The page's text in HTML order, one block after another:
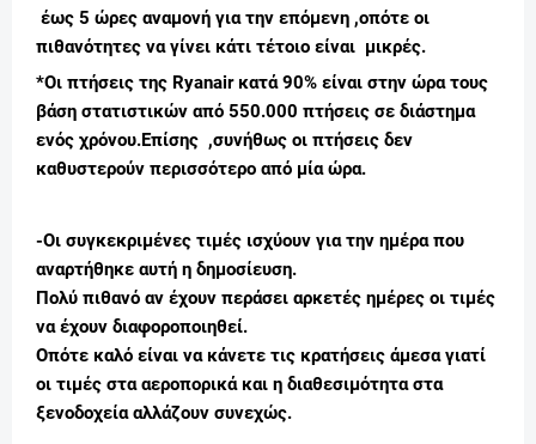
έως 5 ώρες αναμονή για την επόμενη ,οπότε οι
πιθανότητες να γίνει κάτι τέτοιο είναι μικρές.
*Οι πτήσεις της Ryanair κατά 90% είναι στην ώρα τους
βάση στατιστικών από 550.000 πτήσεις σε διάστημα
ενός χρόνου.Επίσης ,συνήθως οι πτήσεις δεν
καθυστερούν περισσότερο από μία ώρα.
-Οι συγκεκριμένες τιμές ισχύουν για την ημέρα που
αναρτήθηκε αυτή η δημοσίευση.
Πολύ πιθανό αν έχουν περάσει αρκετές ημέρες οι τιμές
να έχουν διαφοροποιηθεί.
Οπότε καλό είναι να κάνετε τις κρατήσεις άμεσα γιατί
οι τιμές στα αεροπορικά και η διαθεσιμότητα στα
ξενοδοχεία αλλάζουν συνεχώς.